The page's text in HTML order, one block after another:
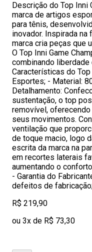
Descrição do Top Inni
marca de artigos
para tênis,
inovador. Inspirada na
marca cria peças que
O Top Inni Game
combinando
Características do
Esportes; - Material:
Detalhamento:
sustentação, o top
removível,
seus movimentos.
ventilação que
de toque macio, logo
escrita da marca na
em recortes laterais
aumentando o
- Garantia do
defeitos de
R$ 219,90
ou 3x de R$ 73,30